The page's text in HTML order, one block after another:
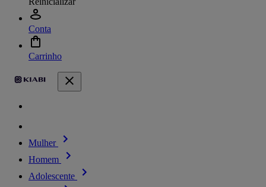
Conta
Carrinho
Mulher
Homem
Adolescente